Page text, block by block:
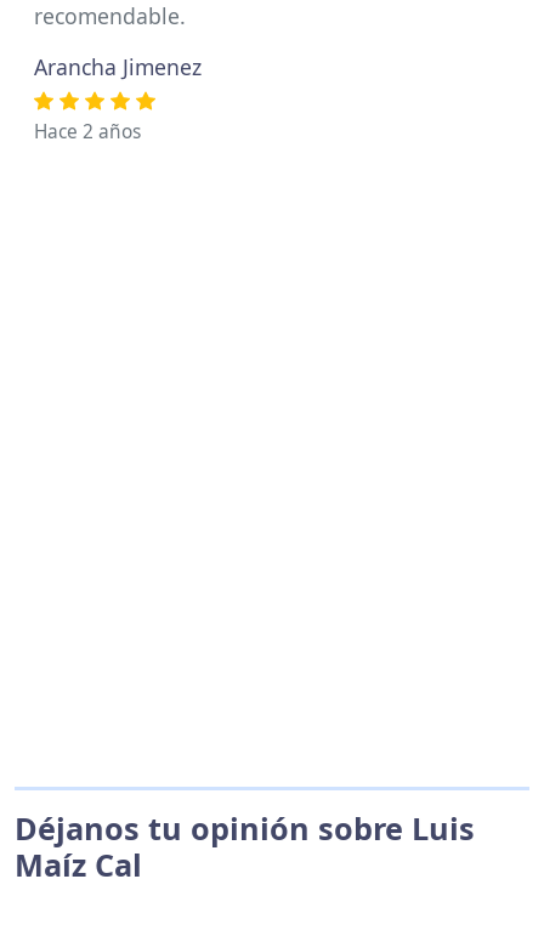
recomendable.
Arancha Jimenez
Hace 2 años
Déjanos tu opinión sobre Luis
Maíz Cal